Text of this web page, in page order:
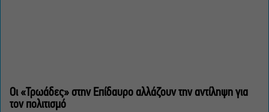
Οι «Τρωάδες» στην Επίδαυρο αλλάζουν την αντίληψη για
τον πολιτισμό